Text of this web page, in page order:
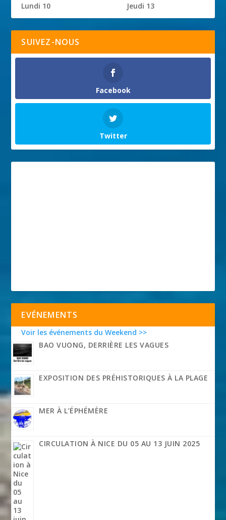
Lundi 10 Jeudi 13
SUIVEZ-NOUS
Facebook
Twitter
EVÉNEMENTS
Voir les événements du Weekend >>
BAO VUONG, DERRIÈRE LES VAGUES
EXPOSITION DES PRÉHISTORIQUES À LA PLAGE
MER À L’ÉPHÉMÈRE
CIRCULATION À NICE DU 05 AU 13 JUIN 2025